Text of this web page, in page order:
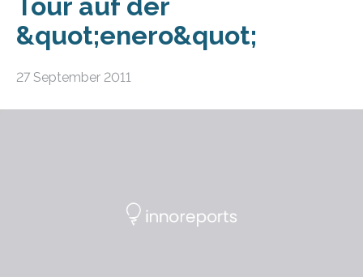
Tour auf der
&quot;enero&quot;
27 September 2011